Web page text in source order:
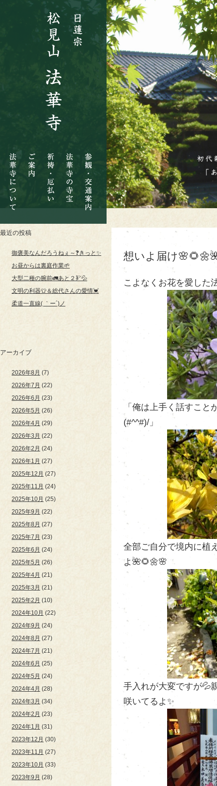
華
寺
に
つ
い
案
内
祷・
厄
払
い
華
寺
の
寺
宝
観・
交
通
案
内
最近の投稿
御褒美なんだろうねぇ～❓きっと✨
お昼からは裏庭作業🌱
大型二種の腕前🚛あと２㌢💦
文明の利器👕＆総代さんの愛情💓
柔道一直線( ｀ー´)ノ
アーカイブ
2026年8月 (7)
2026年7月 (22)
2026年6月 (23)
2026年5月 (26)
2026年4月 (29)
2026年3月 (22)
2026年2月 (24)
2026年1月 (27)
2025年12月 (27)
2025年11月 (24)
2025年10月 (25)
2025年9月 (22)
2025年8月 (27)
2025年7月 (23)
2025年6月 (24)
2025年5月 (26)
2025年4月 (21)
2025年3月 (21)
2025年2月 (10)
2024年10月 (22)
2024年9月 (24)
2024年8月 (27)
2024年7月 (21)
2024年6月 (25)
2024年5月 (24)
2024年4月 (28)
2024年3月 (34)
2024年2月 (23)
2024年1月 (31)
2023年12月 (30)
2023年11月 (27)
2023年10月 (33)
2023年9月 (28)
想いよ届け
こよなくお花を愛した
「俺は上手く話すこ
(#^^#)/」
全部ご自分で境内に植
よ🌺🌻🌼🌸
手入れが大変ですが💦
咲いてるよ✨